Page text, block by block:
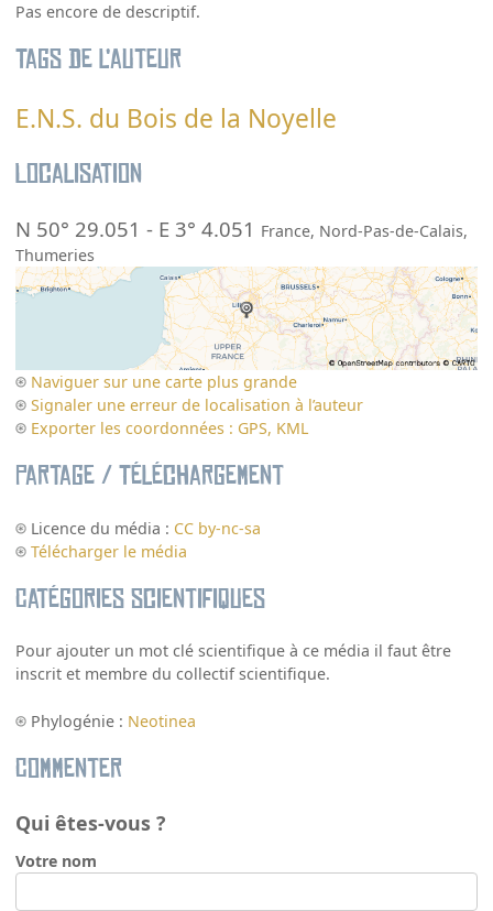
Pas encore de descriptif.
Tags de l’auteur
E.N.S. du Bois de la Noyelle
Localisation
N 50° 29.051 - E 3° 4.051 France, Nord-Pas-de-Calais,
Thumeries
Naviguer sur une carte plus grande
Signaler une erreur de localisation à l’auteur
Exporter les coordonnées : GPS, KML
Partage / Téléchargement
Licence du média : CC by-nc-sa
Télécharger le média
Catégories scientifiques
Pour ajouter un mot clé scientifique à ce média il faut être
inscrit et membre du collectif scientifique.
Phylogénie : Neotinea
Commenter
Qui êtes-vous ?
Votre nom